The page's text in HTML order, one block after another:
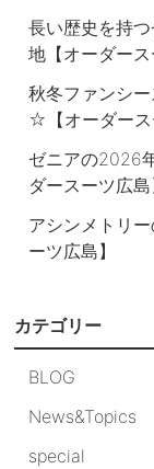
長い歴史を持
地【オーダー
秋冬ファンシ
☆【オーダー
ゼニアの2026
ダースーツ広島
アシンメトリ
ーツ広島】
カテゴリー
BLOG
News&Topics
special